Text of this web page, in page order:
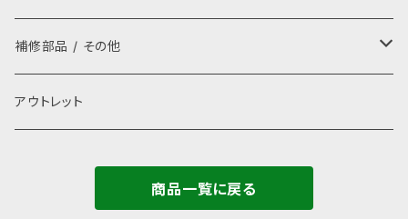
ぬいぐるみ
ストラップ
グローブ
キャップ・ハット
GPSキット
シグナルコンバーター
補修部品 / その他
補修部品
ラストプルーフ
アウトレット
商品一覧に戻る